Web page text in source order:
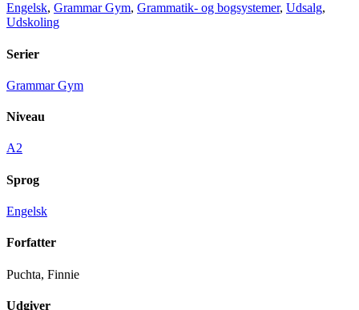
Engelsk, Grammar Gym, Grammatik- og bogsystemer, Udsalg,
Udskoling
Serier
Grammar Gym
Niveau
A2
Sprog
Engelsk
Forfatter
Puchta, Finnie
Udgiver